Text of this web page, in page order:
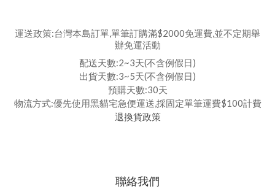
運送政策:台灣本島訂單,單筆訂購滿$2000免運費,並不定期舉
辦免運活動
配送天數:2~3天(不含例假日)
出貨天數:3~5天(不含例假日)
預購天數:30天
物流方式:優先使用黑貓宅急便運送,採固定單筆運費$100計費
退換貨政策
聯絡我們